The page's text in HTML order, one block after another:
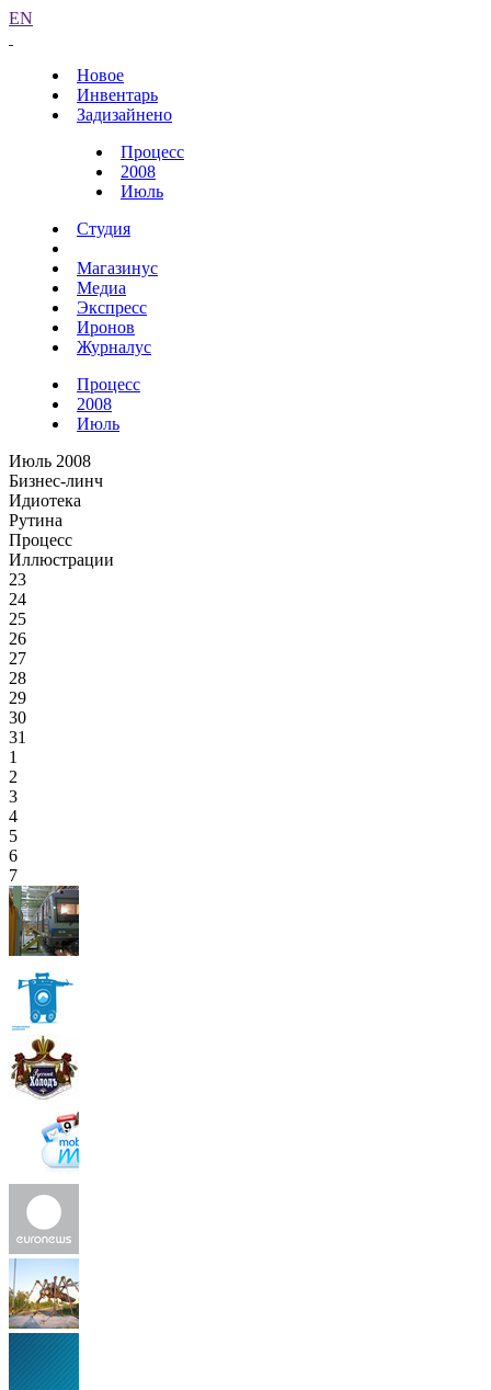
EN
Новое
Инвентарь
Задизайнено
Процесс
2008
Июль
Студия
Магазинус
Медиа
Экспресс
Иронов
Журналус
Процесс
2008
Июль
Июль 2008
Бизнес-линч
Идиотека
Рутина
Процесс
Иллюстрации
23
24
25
26
27
28
29
30
31
1
2
3
4
5
6
7